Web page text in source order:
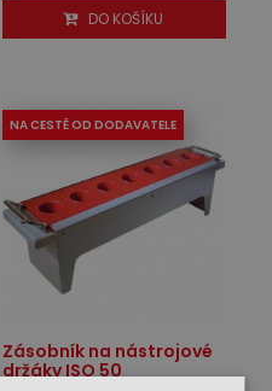
DO KOŠÍKU
NA CESTĚ OD DODAVATELE
Zásobník na nástrojové
držáky ISO 50